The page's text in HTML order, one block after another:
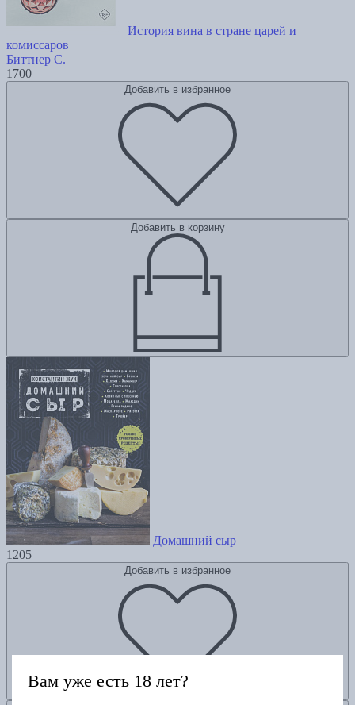
История вина в стране царей и
комиссаров
Биттнер С.
1700
Добавить в избранное
Добавить в корзину
Домашний сыр
1205
Добавить в избранное
Вам уже есть 18 лет?